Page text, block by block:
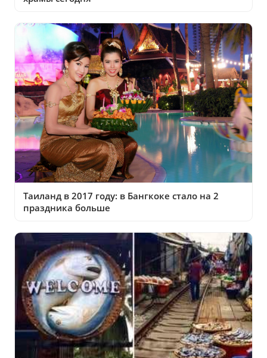
Таиланд в 2017 году: в Бангкоке стало на 2
праздника больше